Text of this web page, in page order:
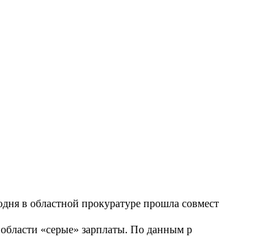
в областной прокуратуре прошла совмест
«серые» зарплаты. По данным р